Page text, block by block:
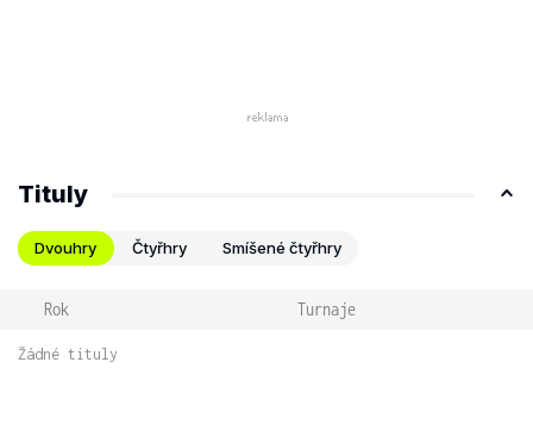
Tituly
Dvouhry Čtyřhry Smíšené čtyřhry
Rok Turnaje
Žádné tituly